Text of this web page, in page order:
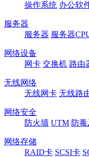
操作系统 办公软
服务器
服务器 服务器
网络设备
网卡 交换机 路由
无线网络
无线网卡 无线路
网络安全
防火墙 UTM 防
网络存储
RAID卡 SCSI卡